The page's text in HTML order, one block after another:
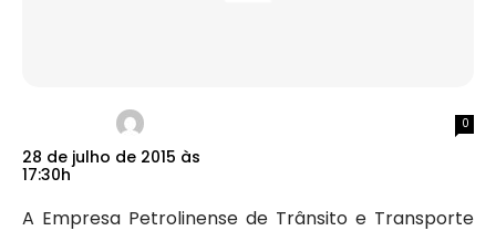
28 de julho de 2015 às
17:30h
0
A Empresa Petrolinense de Trânsito e Transporte